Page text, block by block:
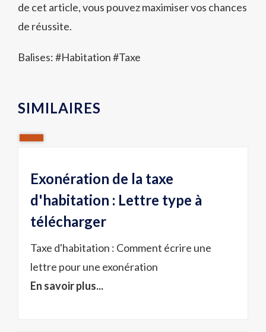
de cet article, vous pouvez maximiser vos chances
de réussite.
Balises: #Habitation#Taxe
SIMILAIRES
Exonération de la taxe
d'habitation : Lettre type à
télécharger
Taxe d'habitation : Comment écrire une
lettre pour une exonération
En savoir plus...